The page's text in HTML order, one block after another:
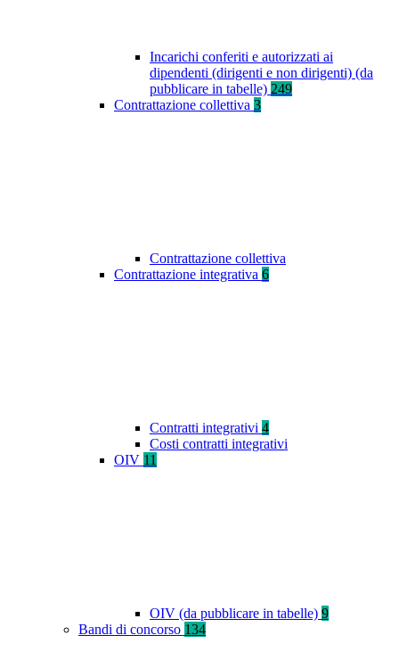
Incarichi conferiti e autorizzati ai
dipendenti (dirigenti e non dirigenti) (da
pubblicare in tabelle) 249
Contrattazione collettiva 3
Contrattazione collettiva
Contrattazione integrativa 6
Contratti integrativi 4
Costi contratti integrativi
OIV 11
OIV (da pubblicare in tabelle) 9
Bandi di concorso 134